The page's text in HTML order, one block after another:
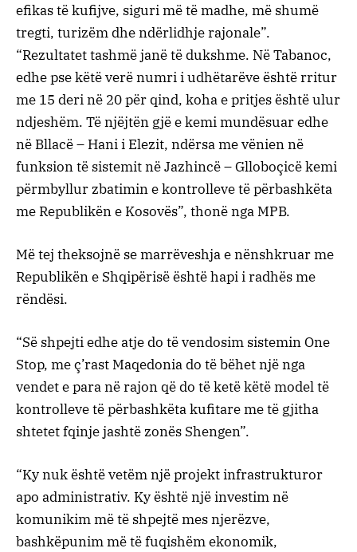
efikas të kufijve, siguri më të madhe, më shumë
tregti, turizëm dhe ndërlidhje rajonale”.
“Rezultatet tashmë janë të dukshme. Në Tabanoc,
edhe pse këtë verë numri i udhëtarëve është rritur
me 15 deri në 20 për qind, koha e pritjes është ulur
ndjeshëm. Të njëjtën gjë e kemi mundësuar edhe
në Bllacë – Hani i Elezit, ndërsa me vënien në
funksion të sistemit në Jazhincë – Glloboçicë kemi
përmbyllur zbatimin e kontrolleve të përbashkëta
me Republikën e Kosovës”, thonë nga MPB.
Më tej theksojnë se marrëveshja e nënshkruar me
Republikën e Shqipërisë është hapi i radhës me
rëndësi.
“Së shpejti edhe atje do të vendosim sistemin One
Stop, me ç’rast Maqedonia do të bëhet një nga
vendet e para në rajon që do të ketë këtë model të
kontrolleve të përbashkëta kufitare me të gjitha
shtetet fqinje jashtë zonës Shengen”.
“Ky nuk është vetëm një projekt infrastrukturor
apo administrativ. Ky është një investim në
komunikim më të shpejtë mes njerëzve,
bashkëpunim më të fuqishëm ekonomik,